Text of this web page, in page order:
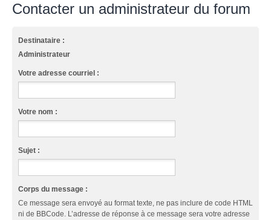
Contacter un administrateur du forum
Destinataire :
Administrateur
Votre adresse courriel :
Votre nom :
Sujet :
Corps du message :
Ce message sera envoyé au format texte, ne pas inclure de code HTML
ni de BBCode. L’adresse de réponse à ce message sera votre adresse